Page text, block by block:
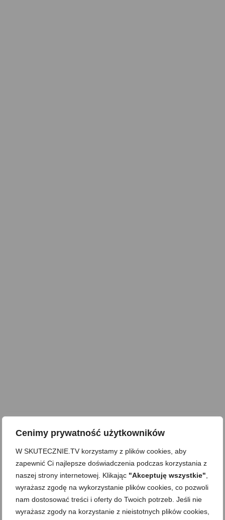
Cenimy prywatność użytkowników
W SKUTECZNIE.TV korzystamy z plików cookies, aby
zapewnić Ci najlepsze doświadczenia podczas korzystania z
naszej strony internetowej. Klikając "Akceptuję wszystkie"
wyrażasz zgodę na wykorzystanie plików cookies, co pozwoli
nam dostosować treści i oferty do Twoich potrzeb. Jeśli nie
wyrażasz zgody na korzystanie z nieistotnych plików cookies,